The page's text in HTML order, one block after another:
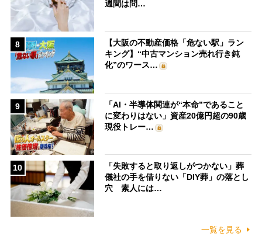
週間は問…
8
【大阪の不動産価格「危ない駅」ラン
キング】“中古マンション売れ行き鈍
化”のワース…
9
「AI・半導体関連が“本命”であること
に変わりはない」資産20億円超の90歳
現役トレー…
10
「失敗すると取り返しがつかない」葬
儀社の手を借りない「DIY葬」の落とし
穴 素人には…
一覧を見る